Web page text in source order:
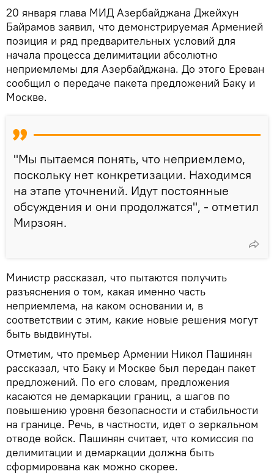
20 января глава МИД Азербайджана Джейхун
Байрамов заявил, что демонстрируемая Арменией
позиция и ряд предварительных условий для
начала процесса делимитации абсолютно
неприемлемы для Азербайджана. До этого Ереван
сообщил о передаче пакета предложений Баку и
Москве.
"Мы пытаемся понять, что неприемлемо,
поскольку нет конкретизации. Находимся
на этапе уточнений. Идут постоянные
обсуждения и они продолжатся", - отметил
Мирзоян.
Министр рассказал, что пытаются получить
разъяснения о том, какая именно часть
неприемлема, на каком основании и, в
соответствии с этим, какие новые решения могут
быть выдвинуты.
Отметим, что премьер Армении Никол Пашинян
рассказал, что Баку и Москве был передан пакет
предложений. По его словам, предложения
касаются не демаркации границ, а шагов по
повышению уровня безопасности и стабильности
на границе. Речь, в частности, идет о зеркальном
отводе войск. Пашинян считает, что комиссия по
делимитации и демаркации должна быть
сформирована как можно скорее.